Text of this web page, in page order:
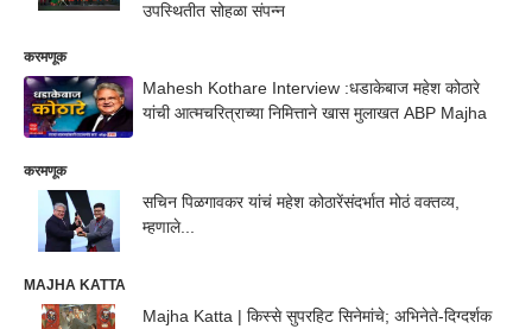
उपस्थितीत सोहळा संपन्न
करमणूक
Mahesh Kothare Interview :धडाकेबाज महेश कोठारे
यांची आत्मचरित्राच्या निमित्ताने खास मुलाखत ABP Majha
करमणूक
सचिन पिळगावकर यांचं महेश कोठारेंसंदर्भात मोठं वक्तव्य,
म्हणाले...
MAJHA KATTA
Majha Katta | किस्से सुपरहिट सिनेमांचे; अभिनेते-दिग्दर्शक